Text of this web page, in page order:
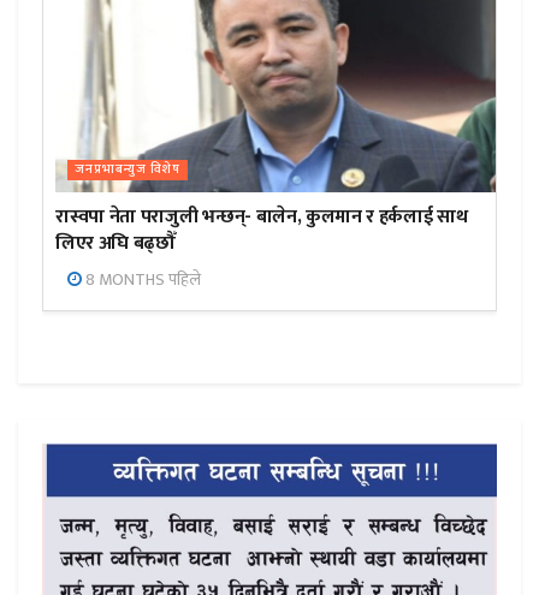
जनप्रभाबन्युज विशेष
रास्वपा नेता पराजुली भन्छन्- बालेन, कुलमान र हर्कलाई साथ
लिएर अघि बढ्छौँ
8 MONTHS पहिले